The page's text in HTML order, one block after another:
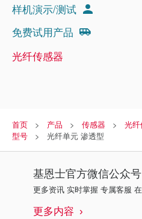
样机演示/测试
免费试用产品
光纤传感器
首页 产品 传感器 光
型号
光纤单元 渗透型
基恩士官方微信公众号
更多资讯 实时掌握 专属客服
更多内容